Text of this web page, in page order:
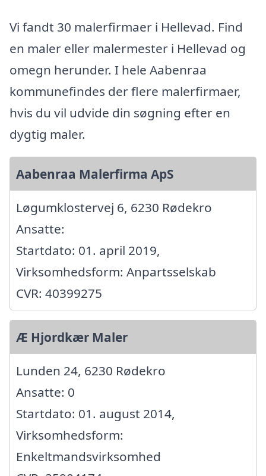
Vi fandt 30 malerfirmaer i Hellevad. Find
en maler eller malermester i Hellevad og
omegn herunder. I hele Aabenraa
kommunefindes der flere malerfirmaer,
hvis du vil udvide din søgning efter en
dygtig maler.
Aabenraa Malerfirma ApS
Løgumklostervej 6, 6230 Rødekro
Ansatte:
Startdato: 01. april 2019,
Virksomhedsform: Anpartsselskab
CVR: 40399275
Æ Hjordkær Maler
Lunden 24, 6230 Rødekro
Ansatte: 0
Startdato: 01. august 2014,
Virksomhedsform:
Enkeltmandsvirksomhed